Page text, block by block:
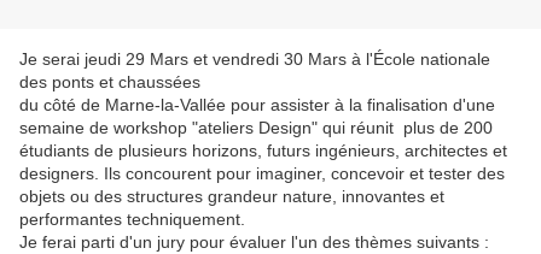
Je serai jeudi 29 Mars et vendredi 30 Mars à l'École nationale
des ponts et chaussées
du côté de Marne-la-Vallée pour assister à la finalisation d'une
semaine de workshop "ateliers Design" qui réunit plus de 200
étudiants de plusieurs horizons, futurs ingénieurs, architectes et
designers. Ils concourent pour imaginer, concevoir et tester des
objets ou des structures grandeur nature, innovantes et
performantes techniquement.
Je ferai parti d'un jury pour évaluer l'un des thèmes suivants :